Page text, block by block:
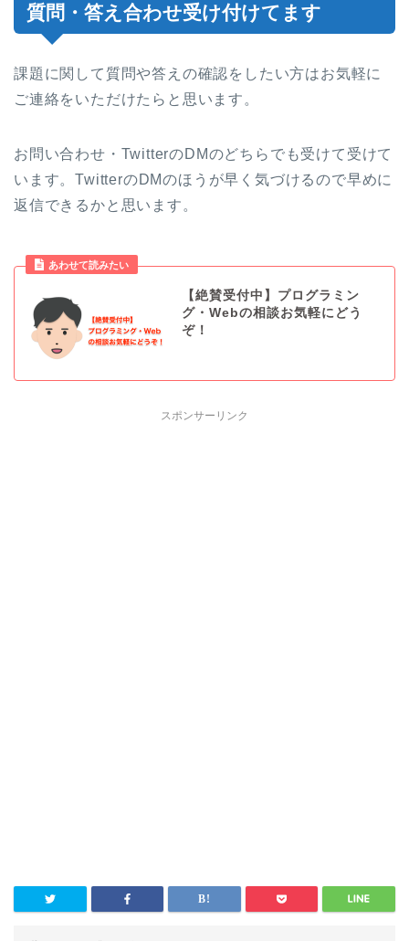
質問・答え合わせ受け付けてます
課題に関して質問や答えの確認をしたい方はお気軽に
ご連絡をいただけたらと思います。
お問い合わせ・TwitterのDMのどちらでも受けて受けて
います。TwitterのDMのほうが早く気づけるので早めに
返信できるかと思います。
あわせて読みたい
【絶賛受付中】プログラミン
グ・Webの相談お気軽にどう
ぞ！
スポンサーリンク